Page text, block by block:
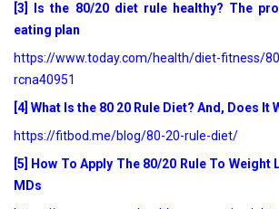
[3] Is the 80/20 diet rule healthy? The
eating plan
https://www.today.com/health/diet-fitness/
rcna40951
[4] What Is the 80 20 Rule Diet? And, Does It
https://fitbod.me/blog/80-20-rule-diet/
[5] How To Apply The 80/20 Rule To
MDs